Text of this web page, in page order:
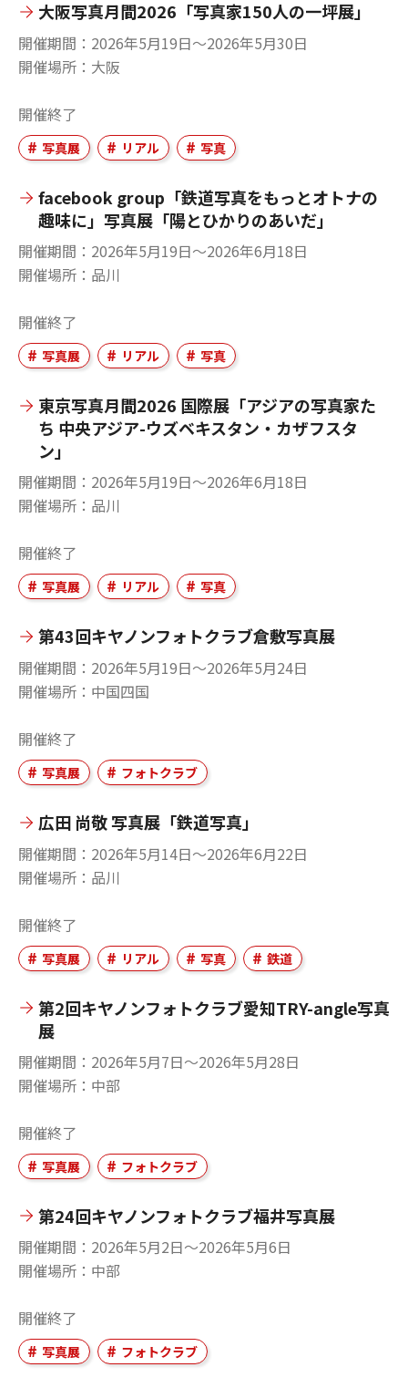
大阪写真月間2026「写真家150人の一坪展」
開催期間
2026年5月19日〜2026年5月30日
開催場所
大阪
開催終了
写真展 リアル 写真
facebook group「鉄道写真をもっとオトナの
趣味に」写真展「陽とひかりのあいだ」
開催期間
2026年5月19日〜2026年6月18日
開催場所
品川
開催終了
写真展 リアル 写真
東京写真月間2026 国際展「アジアの写真家た
ち 中央アジア-ウズベキスタン・カザフスタ
ン」
開催期間
2026年5月19日〜2026年6月18日
開催場所
品川
開催終了
写真展 リアル 写真
第43回キヤノンフォトクラブ倉敷写真展
開催期間
2026年5月19日〜2026年5月24日
開催場所
中国四国
開催終了
写真展 フォトクラブ
広田 尚敬 写真展「鉄道写真」
開催期間
2026年5月14日〜2026年6月22日
開催場所
品川
開催終了
写真展 リアル 写真 鉄道
第2回キヤノンフォトクラブ愛知TRY-angle写真
展
開催期間
2026年5月7日〜2026年5月28日
開催場所
中部
開催終了
写真展 フォトクラブ
第24回キヤノンフォトクラブ福井写真展
開催期間
2026年5月2日〜2026年5月6日
開催場所
中部
開催終了
写真展 フォトクラブ